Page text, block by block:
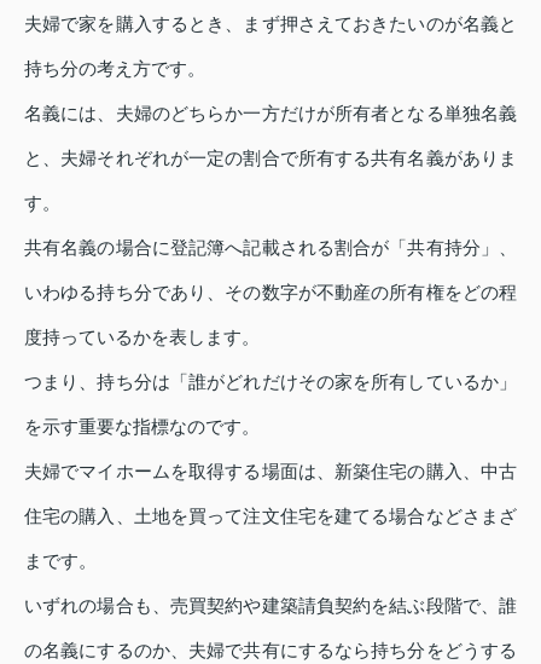
夫婦で家を購入するとき、まず押さえておきたいのが名義と
持ち分の考え方です。
名義には、夫婦のどちらか一方だけが所有者となる単独名義
と、夫婦それぞれが一定の割合で所有する共有名義がありま
す。
共有名義の場合に登記簿へ記載される割合が「共有持分」、
いわゆる持ち分であり、その数字が不動産の所有権をどの程
度持っているかを表します。
つまり、持ち分は「誰がどれだけその家を所有しているか」
を示す重要な指標なのです。
夫婦でマイホームを取得する場面は、新築住宅の購入、中古
住宅の購入、土地を買って注文住宅を建てる場合などさまざ
まです。
いずれの場合も、売買契約や建築請負契約を結ぶ段階で、誰
の名義にするのか、夫婦で共有にするなら持ち分をどうする